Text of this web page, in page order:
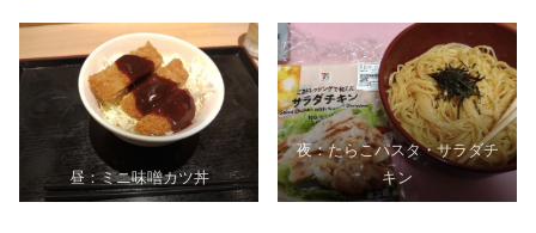
昼：ミニ味噌カツ丼
夜：たらこパスタ・サラダチ
キン